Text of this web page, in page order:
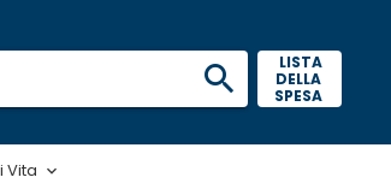
LISTA
DELLA
SPESA
Vita